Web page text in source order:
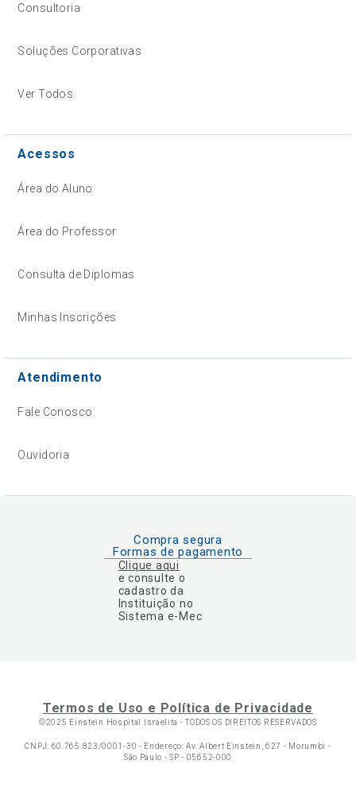
Consultoria
Soluções Corporativas
Ver Todos
Acessos
Área do Aluno
Área do Professor
Consulta de Diplomas
Minhas Inscrições
Atendimento
Fale Conosco
Ouvidoria
Compra segura
Formas de pagamento
Clique aqui
e consulte o
cadastro da
Instituição no
Sistema e-Mec
Termos de Uso e Política de Privacidade
©2025 Einstein Hospital Israelita -TODOS OS DIREITOS RESERVADOS
CNPJ: 60.765.823/0001-30 - Endereço: Av. Albert Einstein, 627 - Morumbi -
São Paulo - SP - 05652-000